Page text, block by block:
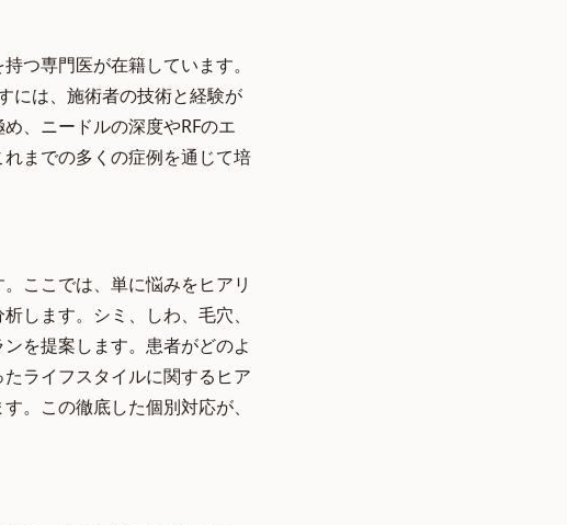
つ専門医が在籍しています。
には、施術者の技術と経験が
、ニードルの深度やRFのエ
までの多くの症例を通じて培
ここでは、単に悩みをヒアリ
します。シミ、しわ、毛穴、
を提案します。患者がどのよ
ライフスタイルに関するヒア
。この徹底した個別対応が、